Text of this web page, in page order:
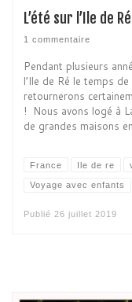
L’été sur l’Ile de Ré
1 commentaire
Pendant plusieurs
l’Ile de Ré le temps
retournerons
! Nous avons logé à
de grandes maisons
France Ile de re
Voyage avec enfants
Publié 26 juillet 2019